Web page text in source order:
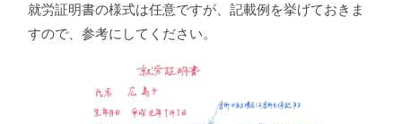
就労証明書の様式は任意ですが、記載例を挙げておきま
すので、参考にしてください。